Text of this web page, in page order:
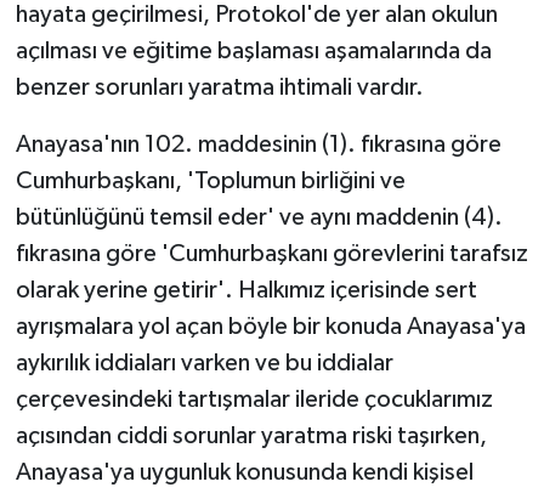
hayata geçirilmesi, Protokol'de yer alan okulun
açılması ve eğitime başlaması aşamalarında da
benzer sorunları yaratma ihtimali vardır.
Anayasa'nın 102. maddesinin (1). fıkrasına göre
Cumhurbaşkanı, 'Toplumun birliğini ve
bütünlüğünü temsil eder' ve aynı maddenin (4).
fıkrasına göre 'Cumhurbaşkanı görevlerini tarafsız
olarak yerine getirir'. Halkımız içerisinde sert
ayrışmalara yol açan böyle bir konuda Anayasa'ya
aykırılık iddiaları varken ve bu iddialar
çerçevesindeki tartışmalar ileride çocuklarımız
açısından ciddi sorunlar yaratma riski taşırken,
Anayasa'ya uygunluk konusunda kendi kişisel